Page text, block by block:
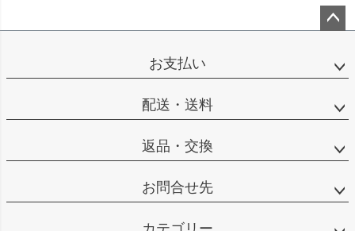
ップ
お支払い
配送・送料
返品・交換
お問合せ先